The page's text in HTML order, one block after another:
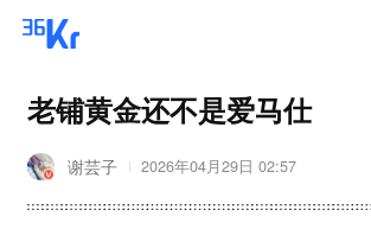
老铺黄金还不是爱马仕
谢芸子 2026年04月29日 02:57